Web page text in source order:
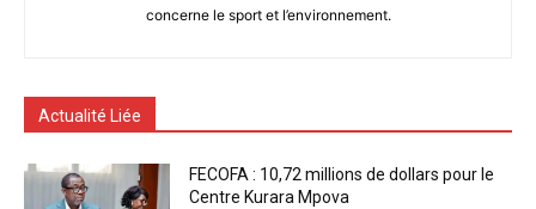
concerne le sport et l’environnement.
Actualité Liée
FECOFA : 10,72 millions de dollars pour le
Centre Kurara Mpova